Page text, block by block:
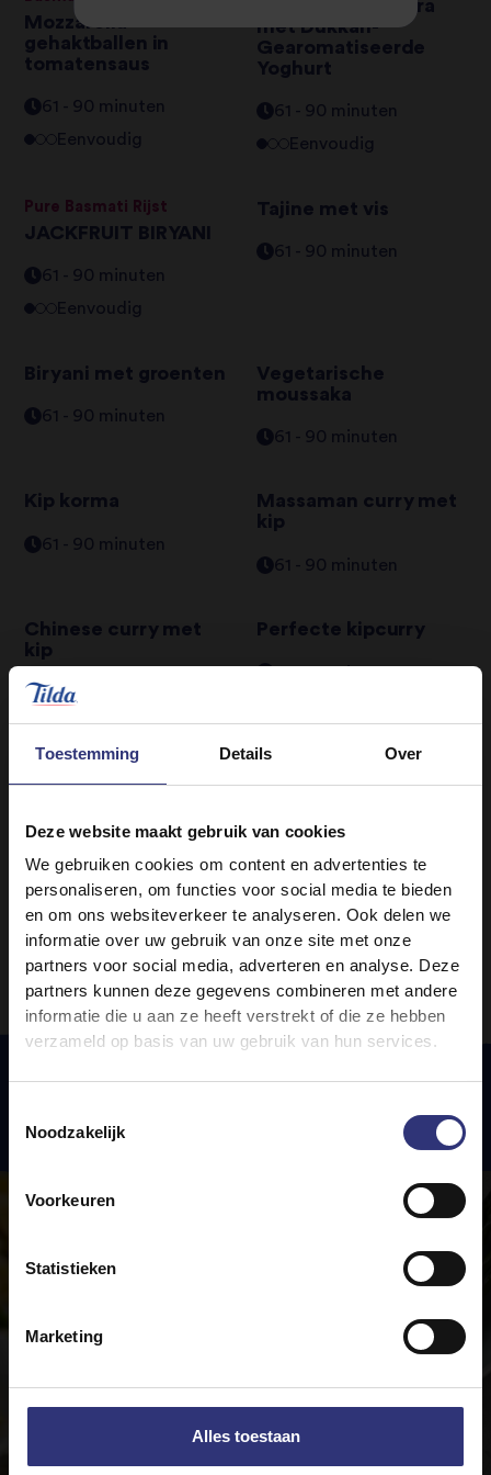
Toestemming Details Over
Deze website maakt gebruik van cookies
We gebruiken cookies om content en advertenties te
personaliseren, om functies voor social media te bieden
en om ons websiteverkeer te analyseren. Ook delen we
informatie over uw gebruik van onze site met onze
partners voor social media, adverteren en analyse. Deze
partners kunnen deze gegevens combineren met andere
informatie die u aan ze heeft verstrekt of die ze hebben
verzameld op basis van uw gebruik van hun services.
Noodzakelijk
Voorkeuren
Statistieken
Marketing
Alles toestaan
Mozzarella
gehaktballen in
tomatensaus
61 - 90 minuten
Eenvoudig
Libanese Mujadara
met Dukkah-
Gearomatiseerde
Yoghurt
61 - 90 minuten
Eenvoudig
Pure Basmati Rijst
JACKFRUIT BIRYANI
61 - 90 minuten
Eenvoudig
Tajine met vis
61 - 90 minuten
Biryani met groenten
61 - 90 minuten
Vegetarische
moussaka
61 - 90 minuten
Kip korma
61 - 90 minuten
Massaman curry met
kip
61 - 90 minuten
Chinese curry met
kip
61 - 90 minuten
Perfecte kipcurry
Geroosterde en
61 - 90 minuten
Rogan josh met lam
Uitgelichte